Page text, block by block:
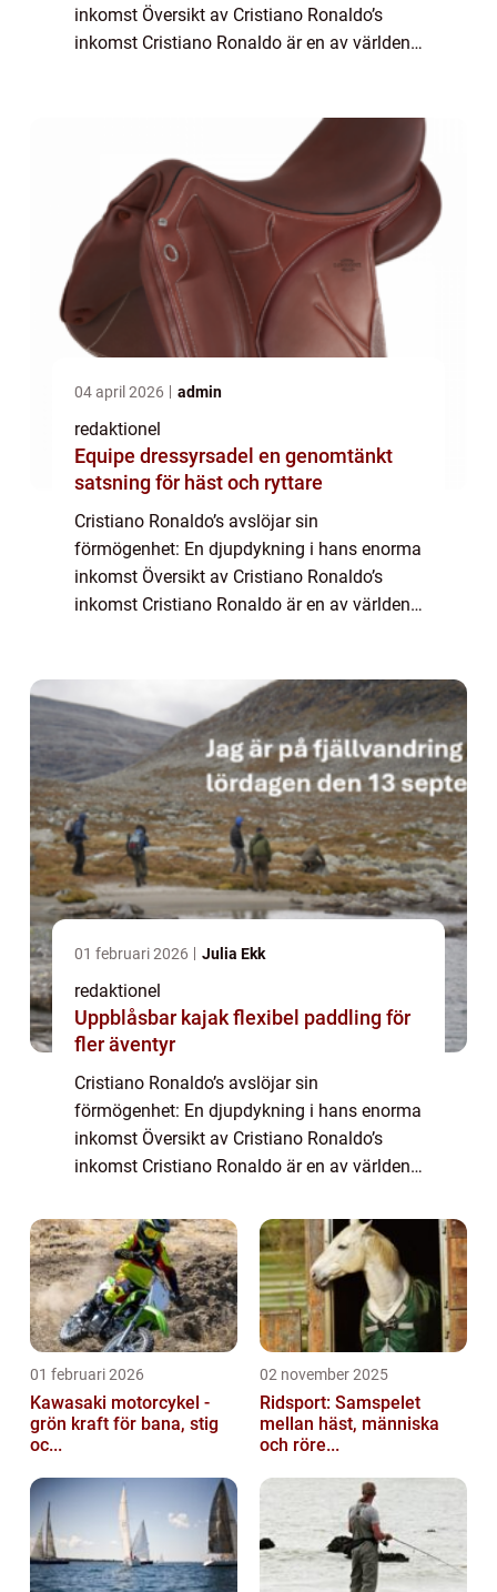
inkomst Översikt av Cristiano Ronaldo’s
inkomst Cristiano Ronaldo är en av världens
04 april 2026 admin
redaktionel
Equipe dressyrsadel en genomtänkt
satsning för häst och ryttare
Cristiano Ronaldo’s avslöjar sin
förmögenhet: En djupdykning i hans enorma
inkomst Översikt av Cristiano Ronaldo’s
inkomst Cristiano Ronaldo är en av världens
01 februari 2026 Julia Ekk
redaktionel
Uppblåsbar kajak flexibel paddling för
fler äventyr
Cristiano Ronaldo’s avslöjar sin
förmögenhet: En djupdykning i hans enorma
inkomst Översikt av Cristiano Ronaldo’s
inkomst Cristiano Ronaldo är en av världens
fotbollsspelare genom tiderna. Inte bara är
han...
01 februari 2026
Kawasaki motorcykel -
grön kraft för bana, stig
oc...
02 november 2025
Ridsport: Samspelet
mellan häst, människa
och röre...